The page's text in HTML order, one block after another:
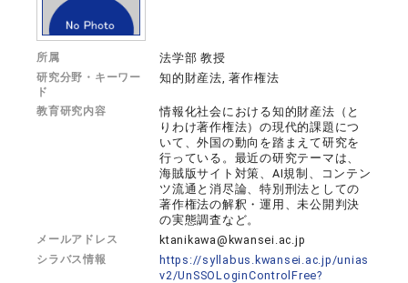
所属 法学部 教授
研究分野・キーワー
ド
知的財産法, 著作権法
教育研究内容
情報化社会における知的財産法（と
りわけ著作権法）の現代的課題につ
いて、外国の動向を踏まえて研究を
行っている。最近の研究テーマは、
海賊版サイト対策、AI規制、コンテン
ツ流通と消尽論、特別刑法としての
著作権法の解釈・運用、未公開判決
の実態調査など。
メールアドレス ktanikawa@kwansei.ac.jp
シラバス情報
https://syllabus.kwansei.ac.jp/unias
v2/UnSSOLoginControlFree?